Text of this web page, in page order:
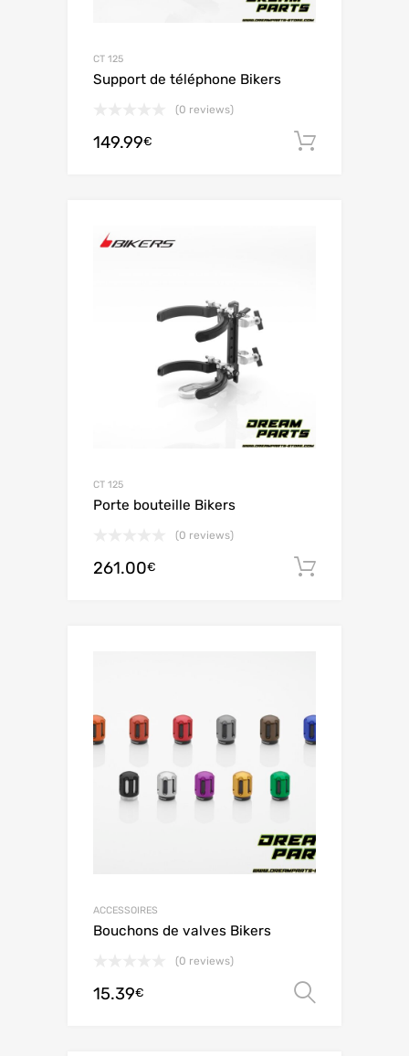
CT 125
Support de téléphone Bikers
(0 reviews)
149.99€
CT 125
Porte bouteille Bikers
(0 reviews)
261.00€
ACCESSOIRES
Bouchons de valves Bikers
(0 reviews)
15.39€